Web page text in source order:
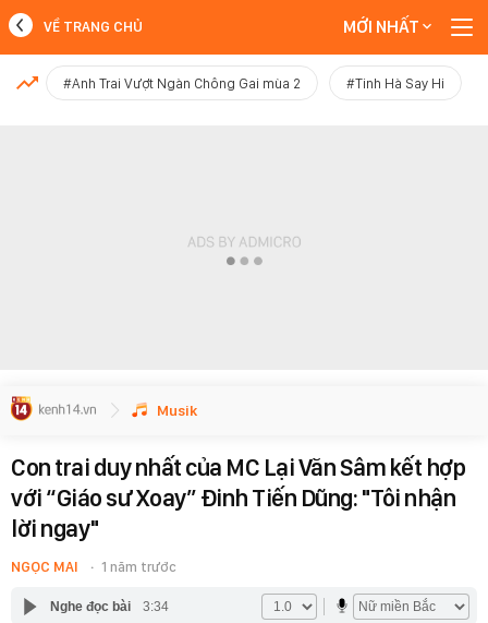
MỚI NHẤT
VỀ TRANG CHỦ MỚI NHẤT
#Anh Trai Vượt Ngàn Chông Gai mùa 2 #Tinh Hà Say Hi
Musik
Con trai duy nhất của MC Lại Văn Sâm kết hợp
với “Giáo sư Xoay” Đinh Tiến Dũng: "Tôi nhận
lời ngay"
NGỌC MAI 1 năm trước
Nghe đọc bài 3:34